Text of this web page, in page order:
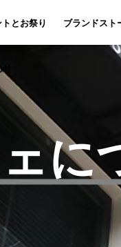
とお祭り ブランドスト
イベントとお祭り
に